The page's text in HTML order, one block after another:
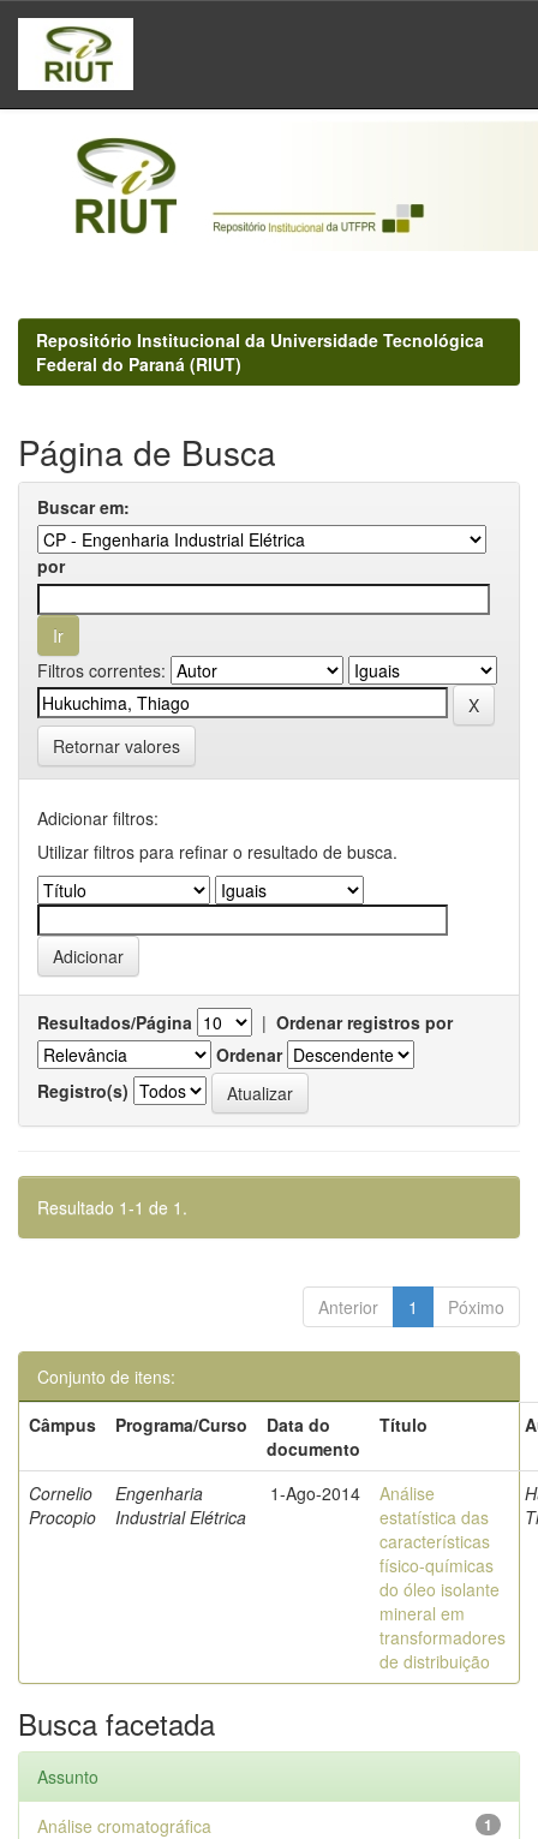
Skip
navigation
Repositório Institucional da Universidade Tecnológica
Federal do Paraná (RIUT)
Página de Busca
Buscar em:
por
Filtros correntes:
Retornar valores
Adicionar filtros:
Utilizar filtros para refinar o resultado de busca.
Resultados/Página | Ordenar registros por
Ordenar
Registro(s)
Resultado 1-1 de 1.
Anterior 1 Póximo
Conjunto de itens:
Câmpus
Programa/Curso
Data do
documento
Título
Cornelio
Procopio
Engenharia
Industrial Elétrica
1-Ago-2014
Análise
estatística das
características
físico-químicas
do óleo isolante
mineral em
transformadores
de distribuição
Busca facetada
Assunto
1
Análise cromatográfica